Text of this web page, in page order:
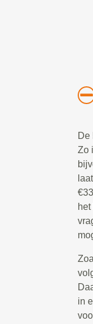
De
Zo
in